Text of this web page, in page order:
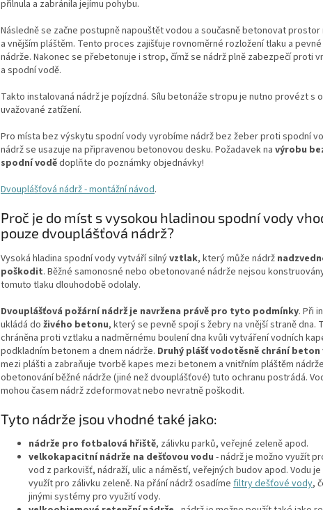
přilnula a zabránila jejímu pohybu.
Následně se začne postupně napouštět vodou a současně betonovat
a vnějším pláštěm. Tento proces zajišťuje rovnoměrné rozložení tlaku a
nádrže. Nakonec se přebetonuje i strop, čímž se nádrž plně zabezpečí proti
a spodní vodě.
Takto instalovaná nádrž je pojízdná. Sílu betonáže stropu je nutno provézt s
uvažované zatížení.
Pro místa bez výskytu spodní vody vyrobíme nádrž bez žeber proti spodní
nádrž se usazuje na připravenou betonovou desku. Požadavek na výrobu
spodní vodědoplňte do poznámky objednávky!
Dvouplášťová nádrž - montážní návod.
Proč je do míst s vysokou hladinou spodní vody
pouze dvouplášťová nádrž?
Vysoká hladina spodní vody vytváří silnývztlak, který může nádrž
poškodit. Běžné samonosné nebo obetonované nádrže nejsou
tomuto tlaku dlouhodobě odolaly.
Dvouplášťová požární nádrž je navržena právě pro tyto podmínky. Při
ukládá do živého betonu, který se pevně spojí s žebry na vnější straně dna.
chráněna proti vztlaku a nadměrnému boulení dna kvůli vytváření vodních
podkladním betonem a dnem nádrže. Druhý plášť vodotěsně chrání beton
mezi plášti a zabraňuje tvorbě kapes mezi betonem a vnitřním pláštěm
obetonování běžné nádrže (jiné než dvouplášťové) tuto ochranu postrádá.
mohou časem nádrž zdeformovat nebo nevratně poškodit.
Tyto nádrže jsou vhodné také jako:
nádrže pro fotbalová hřiště, zálivku parků, veřejné zeleně apod.
velkokapacitní nádrže na dešťovou vodu - nádrž je možno využít
vod z parkovišť, nádraží, ulic a náměstí, veřejných budov apod. Vodu
využít pro zálivku zeleně. Na přání nádrž osadíme filtry dešťové vody,
jinými systémy pro využití vody.